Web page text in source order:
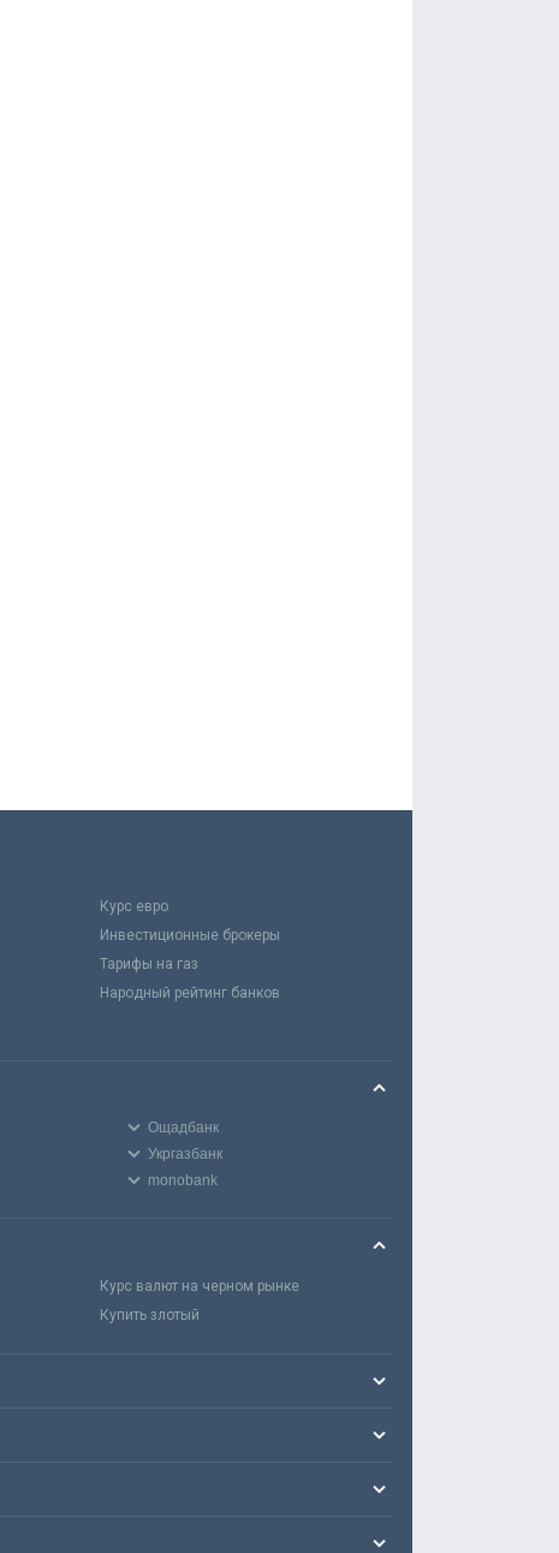
Курс евро
Инвестиционные брокеры
Тарифы на газ
Народный рейтинг банков
Ощадбанк
Укргазбанк
monobank
Курс валют на черном рынке
Купить злотый